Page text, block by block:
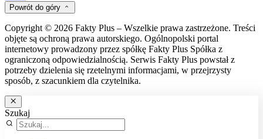
Powrót do góry
Copyright © 2026 Fakty Plus – Wszelkie prawa zastrzeżone. Treści
objęte są ochroną prawa autorskiego. Ogólnopolski portal
internetowy prowadzony przez spółkę Fakty Plus Spółka z
ograniczoną odpowiedzialnością. Serwis Fakty Plus powstał z
potrzeby dzielenia się rzetelnymi informacjami, w przejrzysty
sposób, z szacunkiem dla czytelnika.
Szukaj